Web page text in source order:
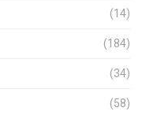
(14)
(184)
(34)
(58)